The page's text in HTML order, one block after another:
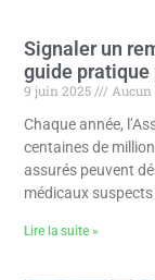
Signaler un
guide pratique
9 juin 2025
Chaque année,
centaines de
assurés peuvent
médicaux
Lire la suite »